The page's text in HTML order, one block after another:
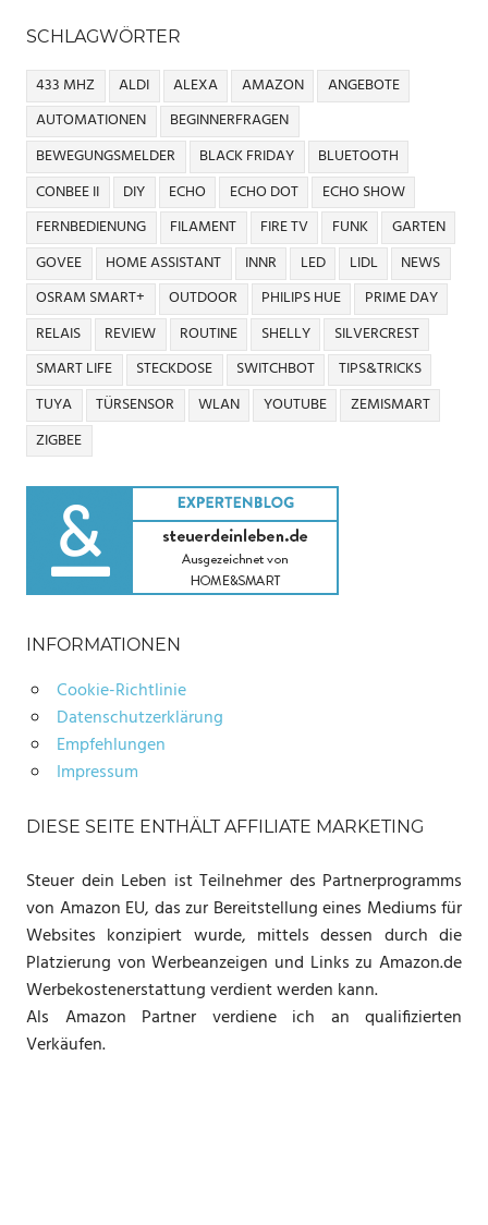
SCHLAGWÖRTER
433 MHZ ALDI ALEXA AMAZON
ANGEBOTE
AUTOMATIONEN
BEGINNERFRAGEN
BEWEGUNGSMELDER
BLACK FRIDAY
BLUETOOTH
CONBEE II
DIY ECHO ECHO DOT
ECHO SHOW
FERNBEDIENUNG
FILAMENT FIRE TV FUNK
GARTEN
GOVEE
HOME ASSISTANT INNR LED LIDL
NEWS
OSRAM SMART+
OUTDOOR PHILIPS HUE
PRIME DAY
RELAIS
REVIEW ROUTINE SHELLY
SILVERCREST
SMART LIFE
STECKDOSE SWITCHBOT
TIPS&TRICKS
TUYA
TÜRSENSOR WLAN YOUTUBE
ZEMISMART
ZIGBEE
INFORMATIONEN
Cookie-Richtlinie
Datenschutzerklärung
Empfehlungen
Impressum
DIESE SEITE ENTHÄLT AFFILIATE MARKETING
Steuer dein Leben ist Teilnehmer des Partnerprogramms
von Amazon EU, das zur Bereitstellung eines Mediums für
Websites konzipiert wurde, mittels dessen durch die
Platzierung von Werbeanzeigen und Links zu Amazon.de
Werbekostenerstattung verdient werden kann.
Als Amazon Partner verdiene ich an qualifizierten
Verkäufen.